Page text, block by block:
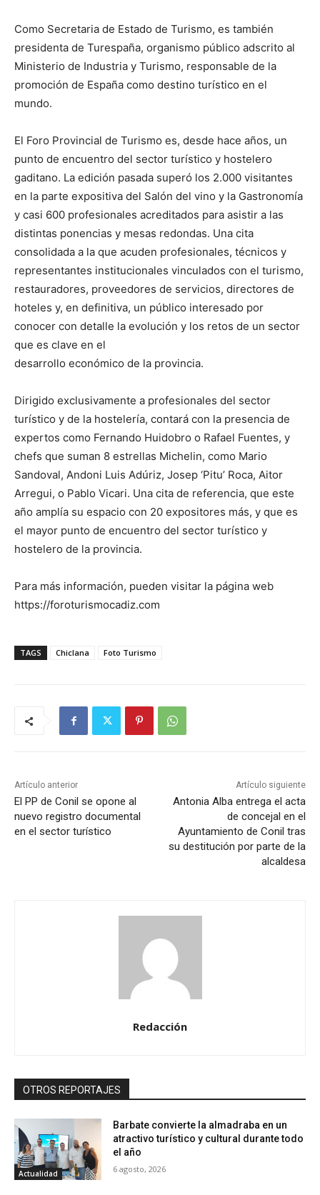
Como Secretaria de Estado de Turismo, es también
presidenta de Turespaña, organismo público adscrito al
Ministerio de Industria y Turismo, responsable de la
promoción de España como destino turístico en el
mundo.
El Foro Provincial de Turismo es, desde hace años, un
punto de encuentro del sector turístico y hostelero
gaditano. La edición pasada superó los 2.000 visitantes
en la parte expositiva del Salón del vino y la Gastronomía
y casi 600 profesionales acreditados para asistir a las
distintas ponencias y mesas redondas. Una cita
consolidada a la que acuden profesionales, técnicos y
representantes institucionales vinculados con el turismo,
restauradores, proveedores de servicios, directores de
hoteles y, en definitiva, un público interesado por
conocer con detalle la evolución y los retos de un sector
que es clave en el
desarrollo económico de la provincia.
Dirigido exclusivamente a profesionales del sector
turístico y de la hostelería, contará con la presencia de
expertos como Fernando Huidobro o Rafael Fuentes, y
chefs que suman 8 estrellas Michelin, como Mario
Sandoval, Andoni Luis Adúriz, Josep ‘Pitu’ Roca, Aitor
Arregui, o Pablo Vicari. Una cita de referencia, que este
año amplía su espacio con 20 expositores más, y que es
el mayor punto de encuentro del sector turístico y
hostelero de la provincia.
Para más información, pueden visitar la página web
https://foroturismocadiz.com
TAGS Chiclana Foto Turismo
Artículo anterior
El PP de Conil se opone al
nuevo registro documental
en el sector turístico
Artículo siguiente
Antonia Alba entrega el acta
de concejal en el
Ayuntamiento de Conil tras
su destitución por parte de la
alcaldesa
Redacción
OTROS REPORTAJES
Actualidad
Barbate convierte la almadraba en un
atractivo turístico y cultural durante todo
el año
6 agosto, 2026